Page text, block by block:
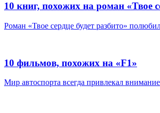
10 книг, похожих на роман «Твое
Роман «Твое сердце будет разбито»
10 фильмов, похожих на «F1»
Мир автоспорта всегда привлекал